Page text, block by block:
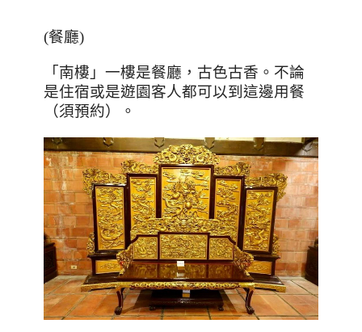
(餐廳)
「南樓」一樓是餐廳，古色古香。不論
是住宿或是遊園客人都可以到這邊用餐
（須預約）。